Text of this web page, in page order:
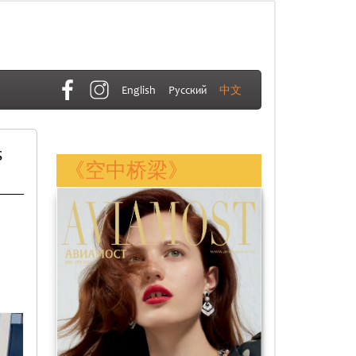
English Русский 中文
《空中桥梁》